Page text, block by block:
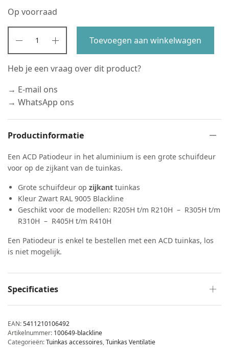
Op voorraad
Toevoegen aan winkelwagen
Heb je een vraag over dit product?
→ E-mail ons
→ WhatsApp ons
Productinformatie
Een ACD Patiodeur in het aluminium is een grote schuifdeur
voor op de zijkant van de tuinkas.
Grote schuifdeur op zijkant tuinkas
Kleur Zwart RAL 9005 Blackline
Geschikt voor de modellen: R205H t/m R210H – R305H t/m
R310H – R405H t/m R410H
Een Patiodeur is enkel te bestellen met een ACD tuinkas, los
is niet mogelijk.
Specificaties
EAN:5411210106492
Artikelnummer: 100649-blackline
Categorieën:Tuinkas accessoires,Tuinkas Ventilatie